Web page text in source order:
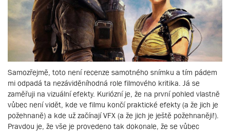
Samozřejmě, toto není recenze samotného snímku a tím pádem
mi odpadá ta nezáviděníhodná role filmového kritika. Já se
zaměřuji na vizuální efekty. Kuriózní je, že na první pohled vlastně
vůbec není vidět, kde ve filmu končí praktické efekty (a že jich je
požehnaně) a kde už začínají VFX (a že jich je ještě požehnaněji!).
Pravdou je, že vše je provedeno tak dokonale, že se vůbec